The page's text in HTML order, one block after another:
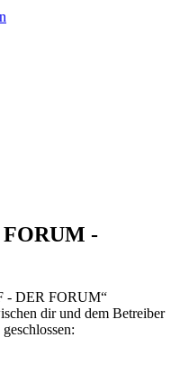
-
- DER FORUM“
dir und dem Betreiber